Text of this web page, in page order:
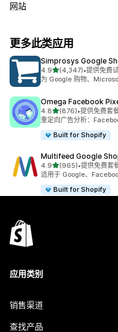
网站
更多此类应用
Simprosys Google
4.9星（满分 5 星）
(4,347)
总共 4347 条评论
•提供免费
为 Google 购物、
Omega Facebook
4.8星（满分 5 星）
(876)
总共 876 条评论
•提供免费套
重定向广告分析：
Built for Shopify
Multifeed Google
4.9星（满分 5 星）
(965)
总共 965 条评论
•提供免费套
适用于 Google、
Built for Shopify
应用类别
销售渠道
查找产品